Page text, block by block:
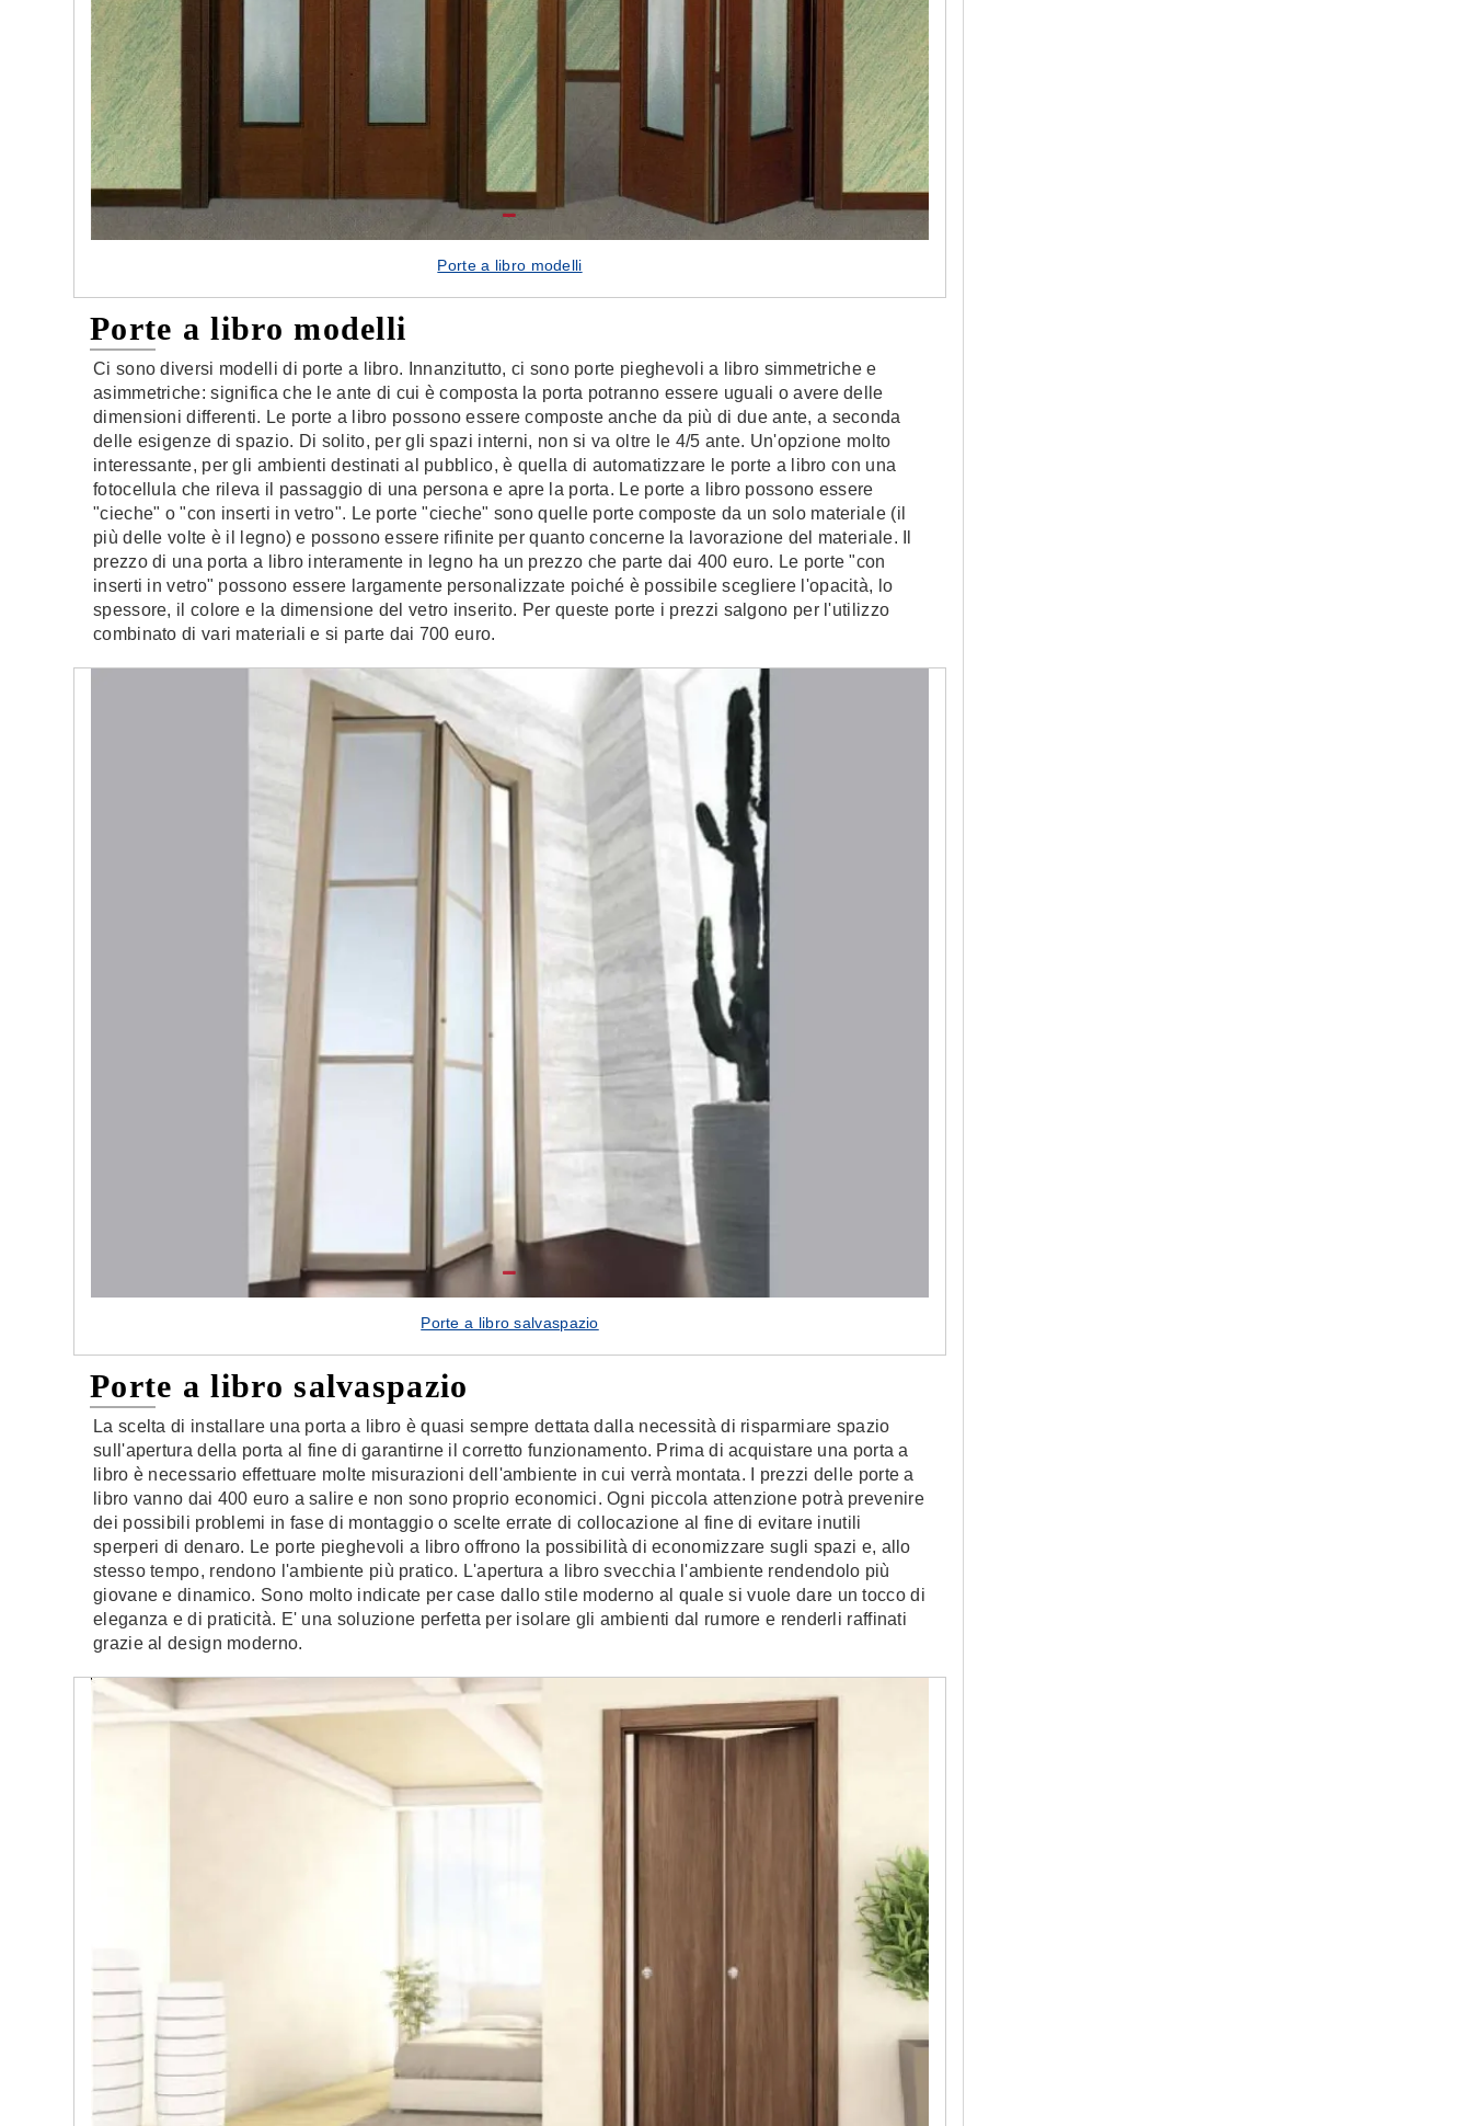
Porte a libro modelli
Porte a libro modelli
Ci sono diversi modelli di porte a libro. Innanzitutto, ci sono porte pieghevoli a libro simmetriche e
asimmetriche: significa che le ante di cui è composta la porta potranno essere uguali o avere delle
dimensioni differenti. Le porte a libro possono essere composte anche da più di due ante, a seconda
delle esigenze di spazio. Di solito, per gli spazi interni, non si va oltre le 4/5 ante. Un'opzione molto
interessante, per gli ambienti destinati al pubblico, è quella di automatizzare le porte a libro con una
fotocellula che rileva il passaggio di una persona e apre la porta. Le porte a libro possono essere
"cieche" o "con inserti in vetro". Le porte "cieche" sono quelle porte composte da un solo materiale (il
più delle volte è il legno) e possono essere rifinite per quanto concerne la lavorazione del materiale. Il
prezzo di una porta a libro interamente in legno ha un prezzo che parte dai 400 euro. Le porte "con
inserti in vetro" possono essere largamente personalizzate poiché è possibile scegliere l'opacità, lo
spessore, il colore e la dimensione del vetro inserito. Per queste porte i prezzi salgono per l'utilizzo
combinato di vari materiali e si parte dai 700 euro.
Porte a libro salvaspazio
Porte a libro salvaspazio
La scelta di installare una porta a libro è quasi sempre dettata dalla necessità di risparmiare spazio
sull'apertura della porta al fine di garantirne il corretto funzionamento. Prima di acquistare una porta a
libro è necessario effettuare molte misurazioni dell'ambiente in cui verrà montata. I prezzi delle porte a
libro vanno dai 400 euro a salire e non sono proprio economici. Ogni piccola attenzione potrà prevenire
dei possibili problemi in fase di montaggio o scelte errate di collocazione al fine di evitare inutili
sperperi di denaro. Le porte pieghevoli a libro offrono la possibilità di economizzare sugli spazi e, allo
stesso tempo, rendono l'ambiente più pratico. L'apertura a libro svecchia l'ambiente rendendolo più
giovane e dinamico. Sono molto indicate per case dallo stile moderno al quale si vuole dare un tocco di
eleganza e di praticità. E' una soluzione perfetta per isolare gli ambienti dal rumore e renderli raffinati
grazie al design moderno.